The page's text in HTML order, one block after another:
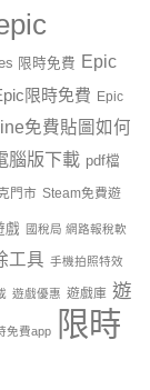
限時免費 Epic
限時免費 Epic
line免費貼圖如何
腦版下載 pdf檔
門市 Steam免費遊
戲 國稅局 網路報稅軟
工具 手機拍照特效
遊戲優惠 遊戲庫 遊
免費app
限時